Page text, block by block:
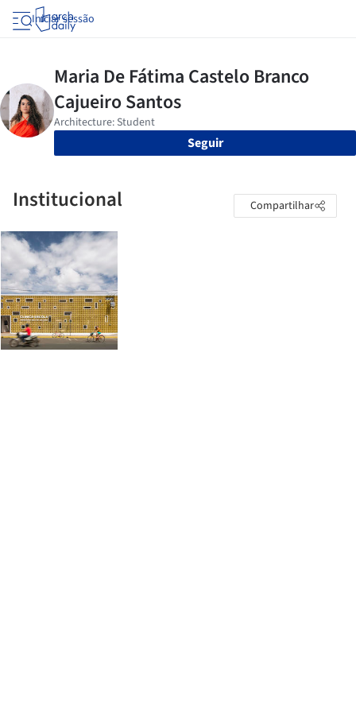
Iniciar sessão
Seguir
Institucional Compartilhar